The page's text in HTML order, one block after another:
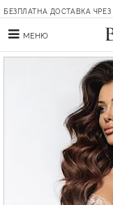
БЕЗПЛАТНА ДОСТАВКА ЧРЕЗ
МЕНЮ